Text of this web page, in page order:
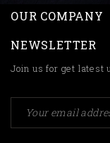
OUR COMPANY
NEWSLETTER
Join us for get latest